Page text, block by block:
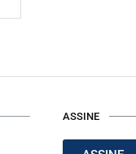
ASSINE